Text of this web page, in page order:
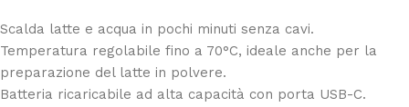
Scalda latte e acqua in pochi minuti senza cavi.
Temperatura regolabile fino a 70°C, ideale anche per la
preparazione del latte in polvere.
Batteria ricaricabile ad alta capacità con porta USB-C.